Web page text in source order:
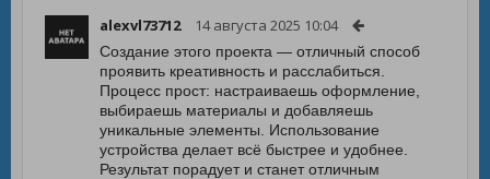
alexvl73712 14 августа 2025 10:04
Создание этого проекта — отличный способ
проявить креативность и расслабиться.
Процесс прост: настраиваешь оформление,
выбираешь материалы и добавляешь
уникальные элементы. Использование
устройства делает всё быстрее и удобнее.
Результат порадует и станет отличным